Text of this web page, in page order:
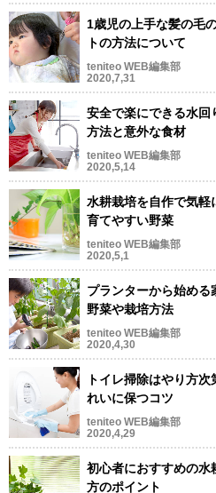
1歳児の上手な髪の毛
トの方法について
teniteo WEB編集部
2020,7,31
安全で楽にできる水回
方法と意外な食材
teniteo WEB編集部
2020,5,14
水耕栽培を自作で気軽
育てやすい野菜
teniteo WEB編集部
2020,5,1
プランターから始め
野菜や栽培方法
teniteo WEB編集部
2020,4,30
トイレ掃除はやり方
れいに保つコツ
teniteo WEB編集部
2020,4,29
初心者におすすめの水
方のポイント